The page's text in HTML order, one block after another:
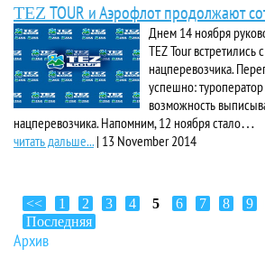
ΤΕΖ TOUR и Аэрофлот продолжают
Днем 14 ноября
TEZ Tour встретились
нацперевозчика.
успешно:
возможность
нацперевозчика. Напомним, 12 ноября стало…
читать дальше... | 13 November 2014
<< 1 2 3 4 5 6 7 8 9
Последняя
Архив